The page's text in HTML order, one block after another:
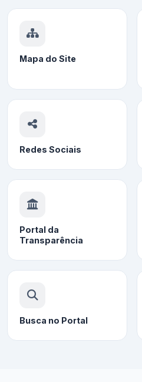
Mapa do Site
Redes Sociais
Portal da
Transparência
Busca no Portal